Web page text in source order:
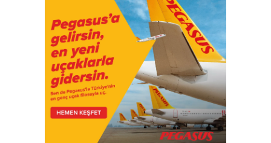
HAVAYOLU • 05 AĞU 2026
CORENDON’DAN YAKIT
VERIMLILIĞI VE
SÜRDÜRÜLEBILIRLIK IÇIN
İŞ BIRLIĞI!
HAVAYOLU • 05 AĞU 2026
AIR ASTANA’DAN 2026
YILI İLK YARI FINANSAL
VE OPERASYONEL
SONUÇLARI!